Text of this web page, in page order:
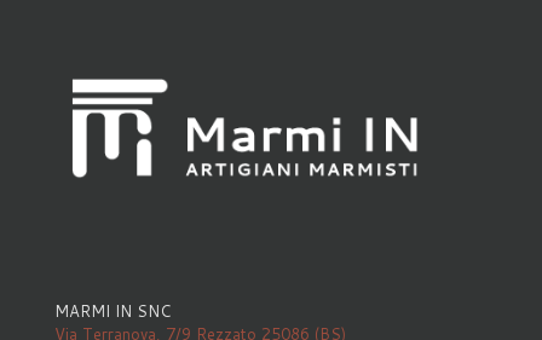
MARMI IN SNC
Via Terranova, 7/9 Rezzato 25086 (BS)